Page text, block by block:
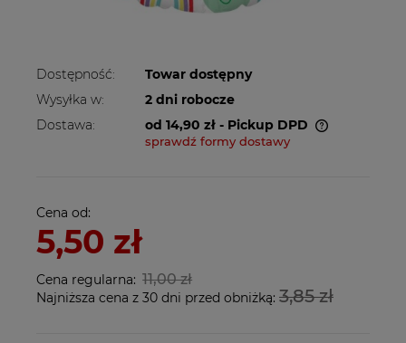
Dostępność:
Towar dostępny
Wysyłka w:
2 dni robocze
Dostawa:
od 14,90 zł - Pickup DPD
Cena nie zawiera ewentualnych kosztów
sprawdź formy dostawy
Cena od:
5,50 zł
Cena regularna: 11,00 zł
Najniższa cena z 30 dni przed obniżką: 3,85 zł